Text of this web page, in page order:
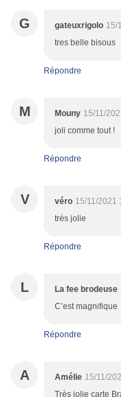
G gateuxrigolo 15/
tres belle bisous
Répondre
M Mouny 15/11/
joli comme tout !
Répondre
V véro 15/11/2021
très jolie
Répondre
L La fee brodeuse
C’est magnifique
Répondre
A Amélie 15/11/
Très jolie carte